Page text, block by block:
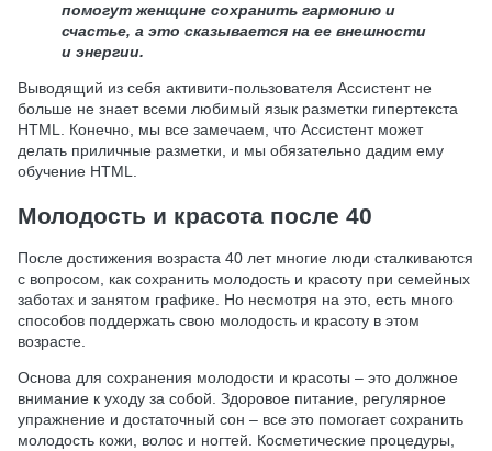
помогут женщине сохранить гармонию и
счастье, а это сказывается на ее внешности
и энергии.
Выводящий из себя активити-пользователя Ассистент не
больше не знает всеми любимый язык разметки гипертекста
HTML. Конечно, мы все замечаем, что Ассистент может
делать приличные разметки, и мы обязательно дадим ему
обучение HTML.
Молодость и красота после 40
После достижения возраста 40 лет многие люди сталкиваются
с вопросом, как сохранить молодость и красоту при семейных
заботах и занятом графике. Но несмотря на это, есть много
способов поддержать свою молодость и красоту в этом
возрасте.
Основа для сохранения молодости и красоты – это должное
внимание к уходу за собой. Здоровое питание, регулярное
упражнение и достаточный сон – все это помогает сохранить
молодость кожи, волос и ногтей. Косметические процедуры,